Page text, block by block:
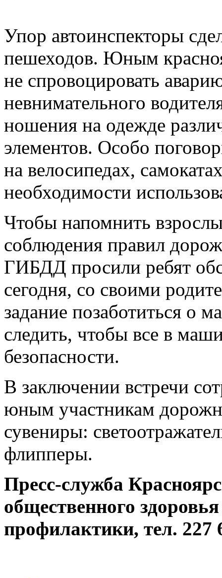
Упор автоинспекторы
пешеходов. Юным
не спровоцировать
невнимательного
ношения на одежде
элементов. Особо
на велосипедах,
необходимости
Чтобы напомнить
соблюдения правил
ГИБДД просили ребят
сегодня, со своими
задание позаботиться о
следить, чтобы все в
безопасности.
В заключении встречи
юным участникам
сувениры:
флипперы.
Пресс-служба
общественного
профилактики, тел. 227